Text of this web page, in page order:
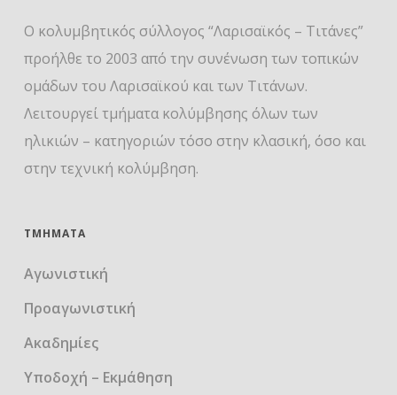
Ο κολυμβητικός σύλλογος “Λαρισαϊκός – Τιτάνες”
προήλθε το 2003 από την συνένωση των τοπικών
ομάδων του Λαρισαϊκού και των Τιτάνων.
Λειτουργεί τμήματα κολύμβησης όλων των
ηλικιών – κατηγοριών τόσο στην κλασική, όσο και
στην τεχνική κολύμβηση.
ΤΜΉΜΑΤΑ
Αγωνιστική
Προαγωνιστική
Ακαδημίες
Υποδοχή – Εκμάθηση